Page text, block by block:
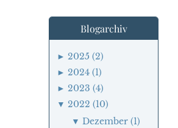
Blogarchiv
► 2025 (2)
► 2024 (1)
► 2023 (4)
▼ 2022 (10)
▼ Dezember (1)